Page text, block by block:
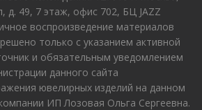
д. 49, 7 этаж, офис 702, БЦ JAZZ
воспроизведение материалов
только с указанием активной
и обязательным уведомлением
данного сайта
ювелирных изделий на данном
ИП Лозовая Ольга Сергеевна.